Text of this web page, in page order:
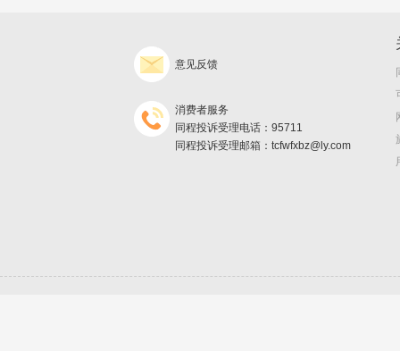
意见反馈
消费者服务
同程投诉受理电话：95711
同程投诉受理邮箱：tcfwfxbz@ly.com